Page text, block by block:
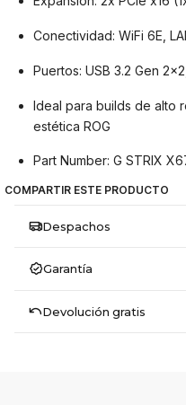
Conectividad: WiFi 6E,
Puertos: USB 3.2 Gen
Ideal para builds de alto
estética ROG
Part Number: G STRIX
COMPARTIR ESTE PRODUCTO
Despachos
Garantía
Devolución gratis